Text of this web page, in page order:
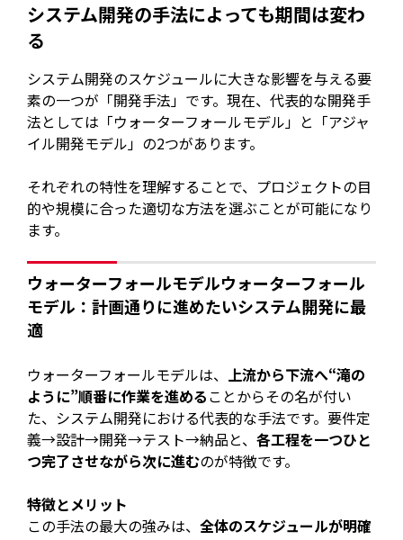
システム開発の手法によっても期間は変わ
る
システム開発のスケジュールに大きな影響を与える要
素の一つが「開発手法」です。現在、代表的な開発手
法としては「ウォーターフォールモデル」と「アジャ
イル開発モデル」の2つがあります。
それぞれの特性を理解することで、プロジェクトの目
的や規模に合った適切な方法を選ぶことが可能になり
ます。
ウォーターフォールモデルウォーターフォール
モデル：計画通りに進めたいシステム開発に最
適
ウォーターフォールモデルは、 上流から下流へ“滝の
ように”順番に作業を進めることからその名が付い
た、システム開発における代表的な手法です。要件定
義→設計→開発→テスト→納品と、各工程を一つひと
つ完了させながら次に進むのが特徴です。
特徴とメリット
この手法の最大の強みは、全体のスケジュールが明確